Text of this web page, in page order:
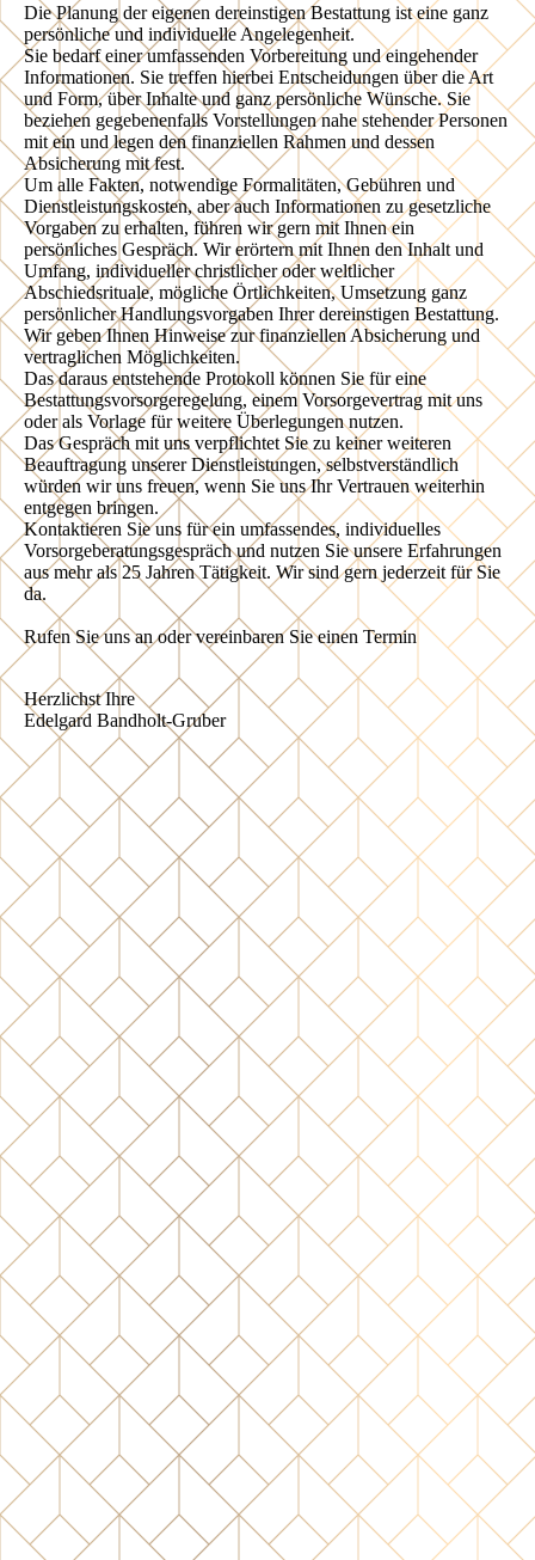
Die Planung der eigenen dereinstigen Bestattung ist eine ganz
persönliche und individuelle Angelegenheit.
Sie bedarf einer umfassenden Vorbereitung und eingehender
Informationen. Sie treffen hierbei Entscheidungen über die Art
und Form, über Inhalte und ganz persönliche Wünsche. Sie
beziehen gegebenenfalls Vorstellungen nahe stehender Personen
mit ein und legen den finanziellen Rahmen und dessen
Absicherung mit fest.
Um alle Fakten, notwendige Formalitäten, Gebühren und
Dienstleistungskosten, aber auch Informationen zu gesetzliche
Vorgaben zu erhalten, führen wir gern mit Ihnen ein
persönliches Gespräch. Wir erörtern mit Ihnen den Inhalt und
Umfang, individueller christlicher oder weltlicher
Abschiedsrituale, mögliche Örtlichkeiten, Umsetzung ganz
persönlicher Handlungsvorgaben Ihrer dereinstigen Bestattung.
Wir geben Ihnen Hinweise zur finanziellen Absicherung und
vertraglichen Möglichkeiten.
Das daraus entstehende Protokoll können Sie für eine
Bestattungsvorsorgeregelung, einem Vorsorgevertrag mit uns
oder als Vorlage für weitere Überlegungen nutzen.
Das Gespräch mit uns verpflichtet Sie zu keiner weiteren
Beauftragung unserer Dienstleistungen, selbstverständlich
würden wir uns freuen, wenn Sie uns Ihr Vertrauen weiterhin
entgegen bringen.
Kontaktieren Sie uns für ein umfassendes, individuelles
Vorsorgeberatungsgespräch und nutzen Sie unsere Erfahrungen
aus mehr als 25 Jahren Tätigkeit. Wir sind gern jederzeit für Sie
da.
Rufen Sie uns an oder vereinbaren Sie einen Termin
Herzlichst Ihre
Edelgard Bandholt-Gruber